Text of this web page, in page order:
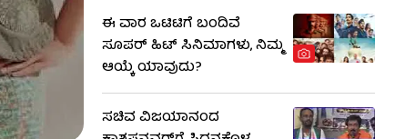
ಈ ವಾರ ಒಟಿಟಿಗೆ ಬಂದಿವೆ
ಸೂಪರ್ ಹಿಟ್ ಸಿನಿಮಾಗಳು, ನಿಮ್ಮ
ಆಯ್ಕೆ ಯಾವುದು?
ಸಚಿವ ವಿಜಯಾನಂದ